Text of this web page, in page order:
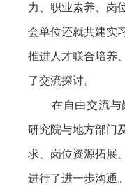
力、职业素养、岗
会单位还就共建实
推进人才联合培养
了交流探讨。
在自由交流与
研究院与地方部门
求、岗位资源拓展
进行了进一步沟通